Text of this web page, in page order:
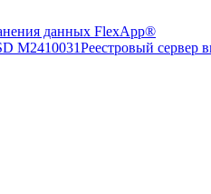
данных FlexApp®
Реестровый сервер